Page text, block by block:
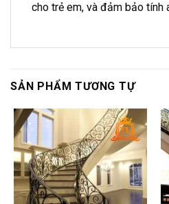
cho trẻ em, và đảm bảo tính
SẢN PHẨM TƯƠNG TỰ